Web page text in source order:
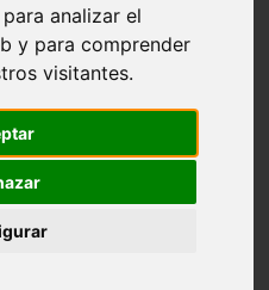
analizar el
y para comprender
visitantes.